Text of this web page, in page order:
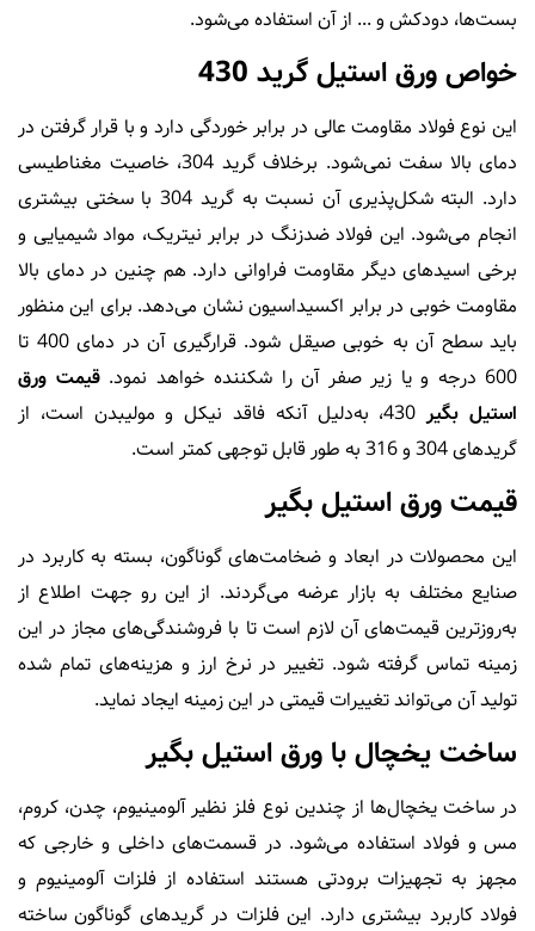
بست‌ها، دودکش و ... از آن استفاده می‌شود.
خواص ورق استیل گرید 430
این نوع فولاد مقاومت عالی در برابر خوردگی دارد و با قرار گرفتن در
دمای بالا سفت نمی‌شود. برخلاف گرید 304، خاصیت مغناطیسی
دارد. البته شکل‌پذیری آن نسبت به گرید 304 با سختی بیشتری
انجام می‌شود. این فولاد ضدزنگ در برابر نیتریک، مواد شیمیایی و
برخی اسیدهای دیگر مقاومت فراوانی دارد. هم چنین در دمای بالا
مقاومت خوبی در برابر اکسیداسیون نشان می‌دهد. برای این منظور
باید سطح آن به خوبی صیقل شود. قرارگیری آن در دمای 400 تا
600 درجه و یا زیر صفر آن را شکننده خواهد نمود.
قیمت ورق
استیل بگیر
430، به‌دلیل آنکه فاقد نیکل و مولیبدن است، از
گریدهای 304 و 316 به طور قابل توجهی کمتر است.
قیمت ورق استیل بگیر
این محصولات در ابعاد و ضخامت‌های گوناگون، بسته به کاربرد در
صنایع مختلف به بازار عرضه می‌گردند. از این رو جهت اطلاع از
به‌روزترین قیمت‌های آن لازم است تا با فروشندگی‌های مجاز در این
زمینه تماس گرفته شود. تغییر در نرخ ارز و هزینه‌های تمام شده
تولید آن می‌تواند تغییرات قیمتی در این زمینه ایجاد نماید.
ساخت یخچال با ورق استیل بگیر
در ساخت یخچال‌ها از چندین نوع فلز نظیر آلومینیوم، چدن، کروم،
مس و فولاد استفاده می‌شود. در قسمت‌های داخلی و خارجی که
مجهز به تجهیزات برودتی هستند استفاده از فلزات آلومینیوم و
فولاد کاربرد بیشتری دارد. این فلزات در گریدهای گوناگون ساخته